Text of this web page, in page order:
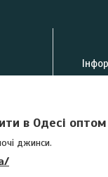
в Одесі оптом
джинси.